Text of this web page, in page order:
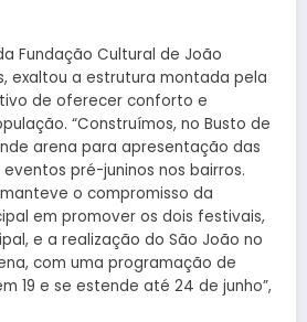
Fundação Cultural de João
exaltou a estrutura montada pela
de oferecer conforto e
“Construímos, no Busto de
arena para apresentação das
pré-juninos nos bairros.
o compromisso da
em promover os dois festivais,
e a realização do São João no
com uma programação de
19 e se estende até 24 de junho”,